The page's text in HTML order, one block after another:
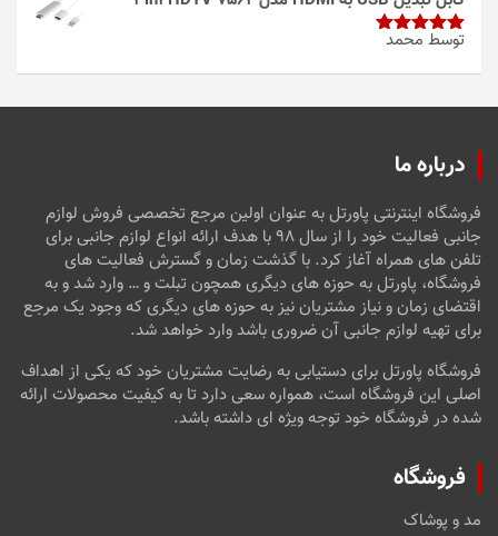
امتیاز5از
توسط محمد
درباره ما
فروشگاه اینترنتی پاورتل به عنوان اولین مرجع تخصصی فروش لوازم
جانبی فعالیت خود را از سال ۹۸ با هدف ارائه انواع لوازم جانبی برای
تلفن های همراه آغاز کرد. با گذشت زمان و گسترش فعالیت های
فروشگاه، پاورتل به حوزه های دیگری همچون تبلت و … وارد شد و به
اقتضای زمان و نیاز مشتریان نیز به حوزه های دیگری که وجود یک مرجع
برای تهیه لوازم جانبی آن ضروری باشد وارد خواهد شد.
فروشگاه پاورتل برای دستیابی به رضایت مشتریان خود که یکی از اهداف
اصلی این فروشگاه است، همواره سعی دارد تا به کیفیت محصولات ارائه
شده در فروشگاه خود توجه ویژه ای داشته باشد.
فروشگاه
مد و پوشاک